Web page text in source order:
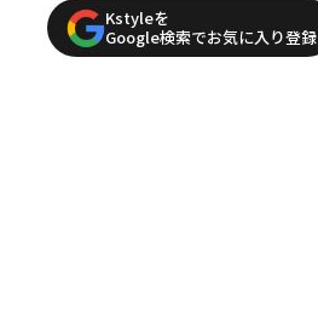
Kstyleを
Google検索でお気に入り登録